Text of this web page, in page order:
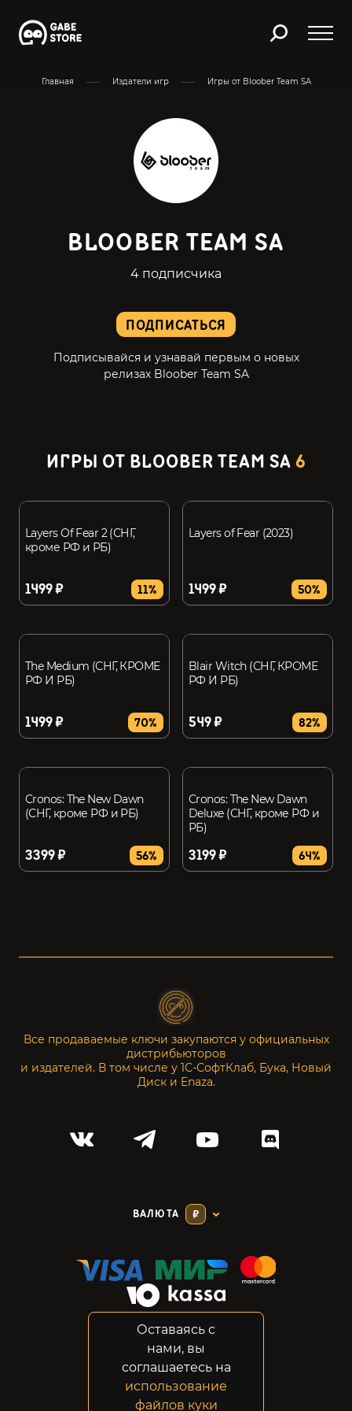
Главная Издатели игр Игры от Bloober Team SA
ПОДПИСАТЬСЯ
Подписывайся и узнавай первым о новых
релизах Bloober Team SA
BLOOBER TEAM SA
4 подписчика
ИГРЫ ОТ BLOOBER TEAM SA 6
Layers Of Fear 2 (СНГ,
кроме РФ и РБ)
1499 ₽ 11%
Layers of Fear (2023)
1499 ₽ 50%
The Medium (СНГ, КРОМЕ
РФ И РБ)
1499 ₽ 70%
Blair Witch (СНГ, КРОМЕ
РФ И РБ)
549 ₽ 82%
Cronos: The New Dawn
(СНГ, кроме РФ и РБ)
3399 ₽ 56%
Cronos: The New Dawn
Deluxe (СНГ, кроме РФ и
РБ)
3199 ₽ 64%
Все продаваемые ключи закупаются у официальных
дистрибьюторов
и издателей. В том числе у 1С-СофтКлаб, Бука, Новый
Диск и Enaza.
ВАЛЮТА ₽
Конфиденциальность
Возвраты
Правовая информация
Оставаясь с
нами, вы
соглашаетесь на
использование
файлов куки